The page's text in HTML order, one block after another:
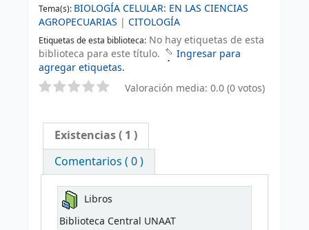
Tema(s): BIOLOGÍA CELULAR: EN LAS CIENCIAS
AGROPECUARIAS | CITOLOGÍA
Etiquetas de esta biblioteca: No hay etiquetas de esta
biblioteca para este título.
Ingresar para
agregar etiquetas.
Valoración media: 0.0 (0 votos)
Existencias( 1 )
Comentarios ( 0 )
Libros
Biblioteca Central UNAAT